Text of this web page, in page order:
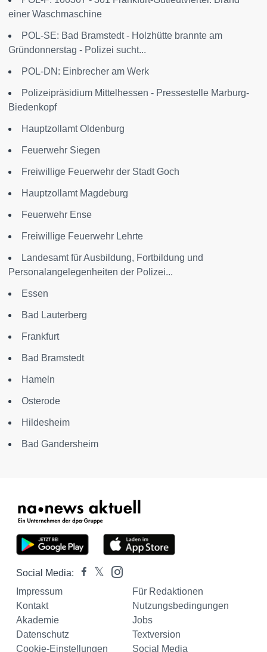
einer Waschmaschine
POL-SE: Bad Bramstedt - Holzhütte brannte am
Gründonnerstag - Polizei sucht...
POL-DN: Einbrecher am Werk
Polizeipräsidium Mittelhessen - Pressestelle Marburg-
Biedenkopf
Hauptzollamt Oldenburg
Feuerwehr Siegen
Freiwillige Feuerwehr der Stadt Goch
Hauptzollamt Magdeburg
Feuerwehr Ense
Freiwillige Feuerwehr Lehrte
Landesamt für Ausbildung, Fortbildung und
Personalangelegenheiten der Polizei...
Essen
Bad Lauterberg
Frankfurt
Bad Bramstedt
Hameln
Osterode
Hildesheim
Bad Gandersheim
Social Media:
Impressum
Für Redaktionen
Kontakt
Nutzungsbedingungen
Akademie
Jobs
Datenschutz
Textversion
Cookie-Einstellungen
Social Media